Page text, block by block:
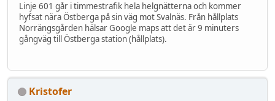
Linje 601 går i timmestrafik hela helgnätterna och kommer
hyfsat nära Östberga på sin väg mot Svalnäs. Från hållplats
Norrängsgården hälsar Google maps att det är 9 minuters
gångväg till Östberga station (hållplats).
Kristofer